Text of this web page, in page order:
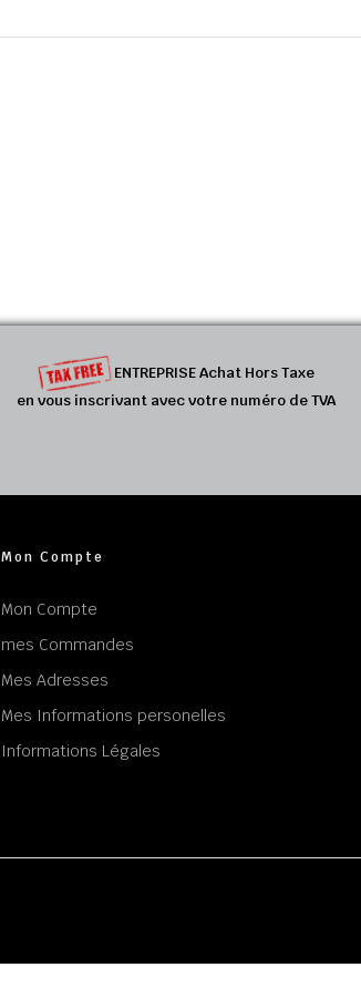
ENTREPRISE Achat Hors Taxe
en vous inscrivant avec votre numéro de TVA
Mon Compte
Mon Compte
mes Commandes
Mes Adresses
Mes Informations personelles
Informations Légales